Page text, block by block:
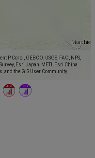
P Corp., GEBCO, USGS, FAO, NPS,
Esri Japan, METI, Esri China
and the GIS User Community